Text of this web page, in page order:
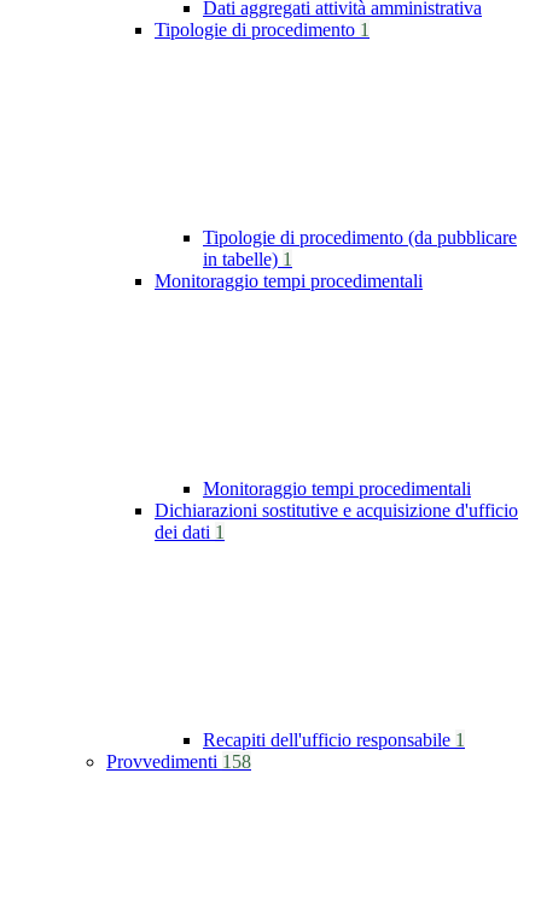
Dati aggregati attività amministrativa
Tipologie di procedimento 1
Tipologie di procedimento (da pubblicare
in tabelle) 1
Monitoraggio tempi procedimentali
Monitoraggio tempi procedimentali
Dichiarazioni sostitutive e acquisizione d'ufficio
dei dati 1
Recapiti dell'ufficio responsabile 1
Provvedimenti 158